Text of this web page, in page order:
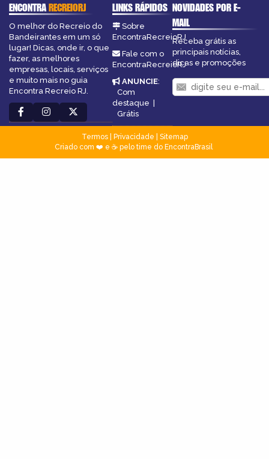
ENCONTRARECREIORJ
O melhor do Recreio do
Bandeirantes em um só
lugar! Dicas, onde ir, o que
fazer, as melhores
empresas, locais, serviços
e muito mais no guia
Encontra Recreio RJ.
LINKS RÁPIDOS
Sobre
EncontraRecreioRJ
Fale com o
EncontraRecreioRJ
ANUNCIE:
Com
destaque |
Grátis
NOVIDADES POR E-
MAIL
Receba grátis as
principais notícias,
dicas e promoções
Termos| Privacidade
Sitemap
Criado com ❤️ e ☕ pelo time do EncontraBrasil